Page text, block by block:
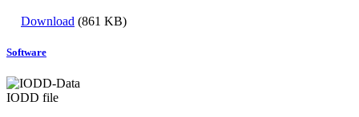
Download (861 KB)
Software
IODD file